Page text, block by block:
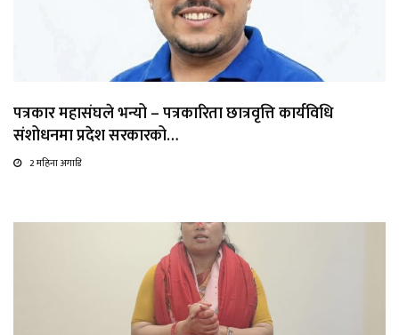
पत्रकार महासंघले भन्यो – पत्रकारिता छात्रवृत्ति कार्यविधि
संशोधनमा प्रदेश सरकारको…
2 महिना अगाडि